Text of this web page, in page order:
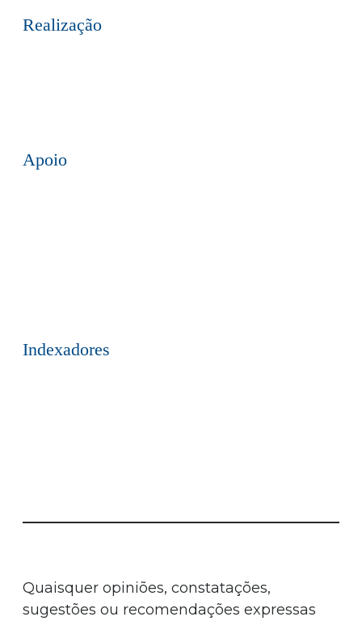
Realização
Apoio
Indexadores
Quaisquer opiniões, constatações,
sugestões ou recomendações expressas